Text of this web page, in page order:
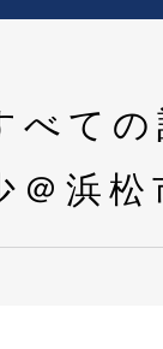
べて
＠浜